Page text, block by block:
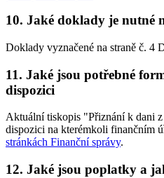
10. Jaké doklady je nutné
Doklady vyznačené na straně č. 4
11. Jaké jsou potřebné
dispozici
Aktuální tiskopis "Přiznání k dani
dispozici na kterémkoli finančním
stránkách Finanční správy.
12. Jaké jsou poplatky a